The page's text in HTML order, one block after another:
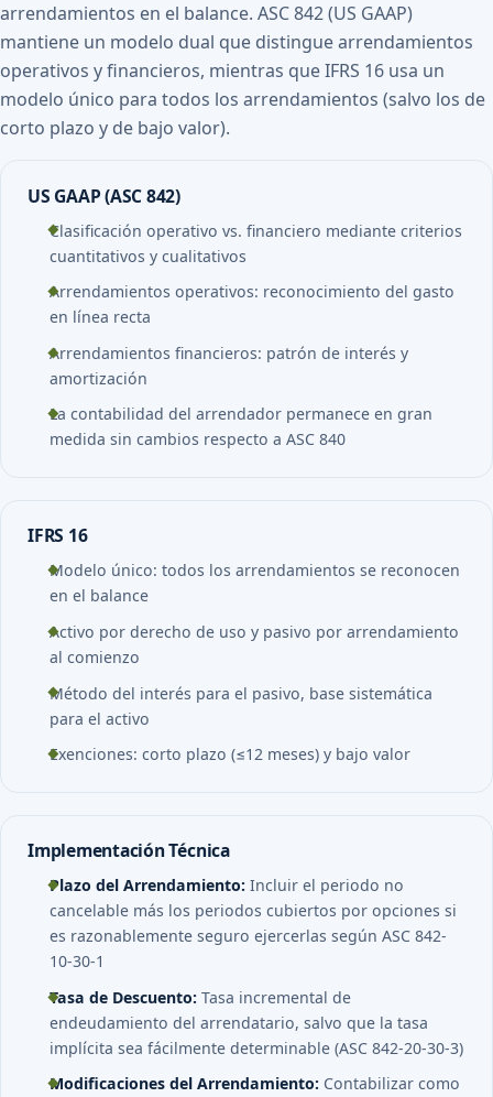
arrendamientos en el balance. ASC 842 (US GAAP)
mantiene un modelo dual que distingue arrendamientos
operativos y financieros, mientras que IFRS 16 usa un
modelo único para todos los arrendamientos (salvo los de
corto plazo y de bajo valor).
US GAAP (ASC 842)
Clasificación operativo vs. financiero mediante criterios
cuantitativos y cualitativos
Arrendamientos operativos: reconocimiento del gasto
en línea recta
Arrendamientos financieros: patrón de interés y
amortización
La contabilidad del arrendador permanece en gran
medida sin cambios respecto a ASC 840
IFRS 16
Modelo único: todos los arrendamientos se reconocen
en el balance
Activo por derecho de uso y pasivo por arrendamiento
al comienzo
Método del interés para el pasivo, base sistemática
para el activo
Exenciones: corto plazo (≤12 meses) y bajo valor
Implementación Técnica
Plazo del Arrendamiento: Incluir el periodo no
cancelable más los periodos cubiertos por opciones si
es razonablemente seguro ejercerlas según ASC 842-
10-30-1
Tasa de Descuento: Tasa incremental de
endeudamiento del arrendatario, salvo que la tasa
implícita sea fácilmente determinable (ASC 842-20-30-3)
Modificaciones del Arrendamiento: Contabilizar como